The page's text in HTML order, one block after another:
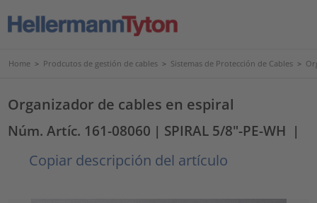
Home > Prodcutos de gestión de cables > Sistemas de Protección de Cables >
Organizador de cables en espiral
Núm. Artíc. 161-08060 | SPIRAL 5/8"-PE-WH |
Copiar descripción del artículo